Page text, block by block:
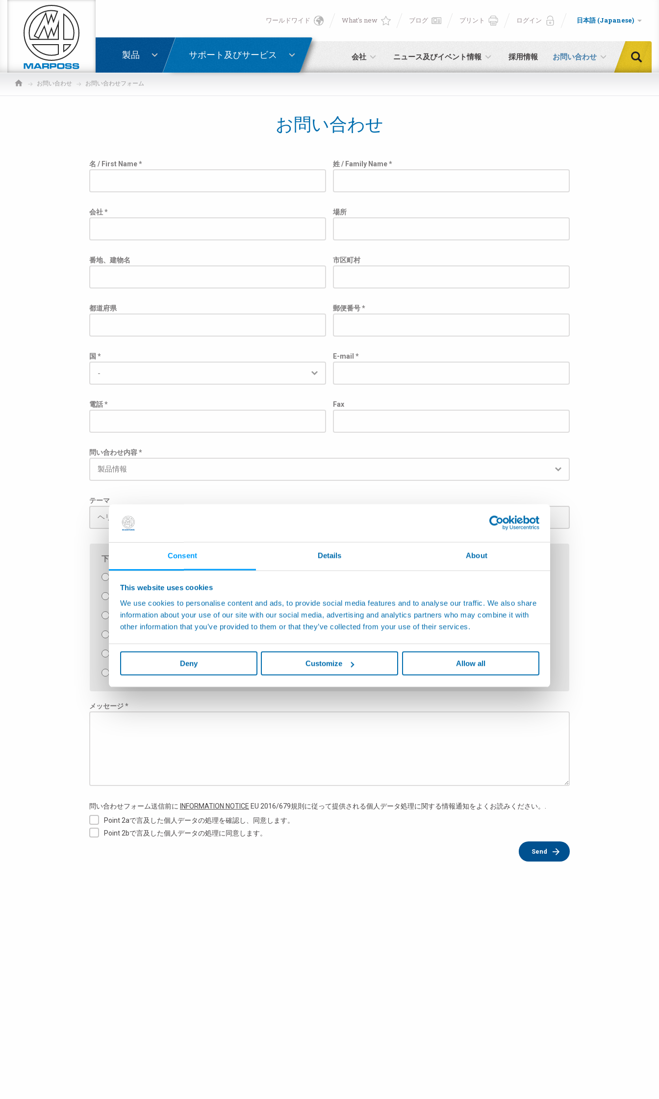
Consent Details About
This website uses cookies
We use cookies to personalise content and ads, to provide social media features and to analyse our traffic. We also share
information about your use of our site with our social media, advertising and analytics partners who may combine it with
other information that you’ve provided to them or that they’ve collected from your use of their services.
Deny Customize Allow all
製品 サポート及びサービス 会社 ニュース及びイベント情報 採用情報 お問い合わせ
ワールドワイド What's new ブログ プリント ログイン 日本語 (Japanese)
お問い合わせ お問い合わせフォーム
お問い合わせ
名 / First Name * 姓 / Family Name *
会社 * 場所
番地、建物名 市区町村
都道府県 郵便番号 *
国 * E-mail *
電話 * Fax
問い合わせ内容 *
テーマ
下記のリストより、お問い合わせ内容を選択してください。: *
手持ち式ゲージ、測定コンポーネント、SPC 測定マシンおよびアプリケーション
リークテストおよび組付け 自動化
品質管理ソフトウェア その他
メッセージ *
問い合わせフォーム送信前に INFORMATION NOTICE EU 2016/679規則に従って提供される個人データ処理に関する情報通知をよくお読みください。.
Point 2aで言及した個人データの処理を確認し、同意します。
Point 2bで言及した個人データの処理に同意します。
Send
English
Deutsch
Español
日本語 (Japanese)
中文 (Chinese)
한국어 (Korean)
PASSWORD RECOVERY
未登録の場合、無料でご登録いただけます。